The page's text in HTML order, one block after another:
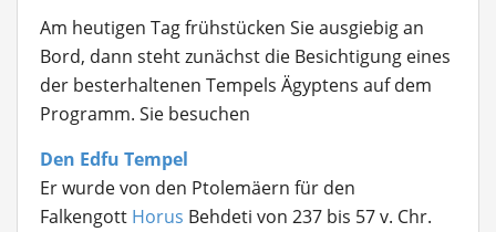
Am heutigen Tag frühstücken Sie ausgiebig an
Bord, dann steht zunächst die Besichtigung eines
der besterhaltenen Tempels Ägyptens auf dem
Programm. Sie besuchen
Den Edfu Tempel
Er wurde von den Ptolemäern für den
Falkengott Horus Behdeti von 237 bis 57 v. Chr.